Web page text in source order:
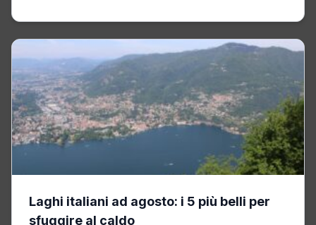
Laghi italiani ad agosto: i 5 più belli per
sfuggire al caldo